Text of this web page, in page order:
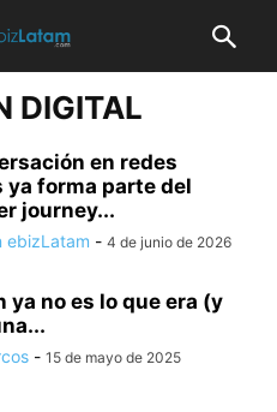
DIGITAL
en redes
ya forma parte del
journey...
ebizLatam - 4 de junio de 2026
ya no es lo que era (y
- 15 de mayo de 2025